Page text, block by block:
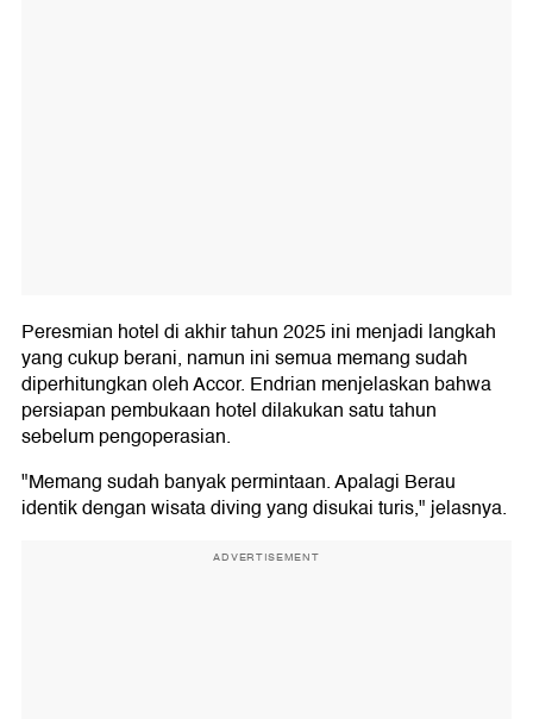
Peresmian hotel di akhir tahun 2025 ini menjadi langkah
yang cukup berani, namun ini semua memang sudah
diperhitungkan oleh Accor. Endrian menjelaskan bahwa
persiapan pembukaan hotel dilakukan satu tahun
sebelum pengoperasian.
"Memang sudah banyak permintaan. Apalagi Berau
identik dengan wisata diving yang disukai turis," jelasnya.
ADVERTISEMENT